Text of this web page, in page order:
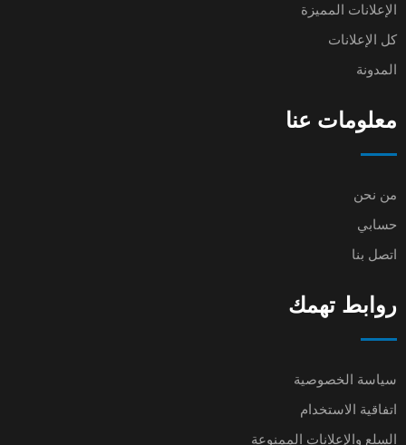
الإعلانات المميزة
كل الإعلانات
المدونة
معلومات عنا
من نحن
حسابي
اتصل بنا
روابط تهمك
سياسة الخصوصية
اتفاقية الاستخدام
السلع والإعلانات الممنوعة